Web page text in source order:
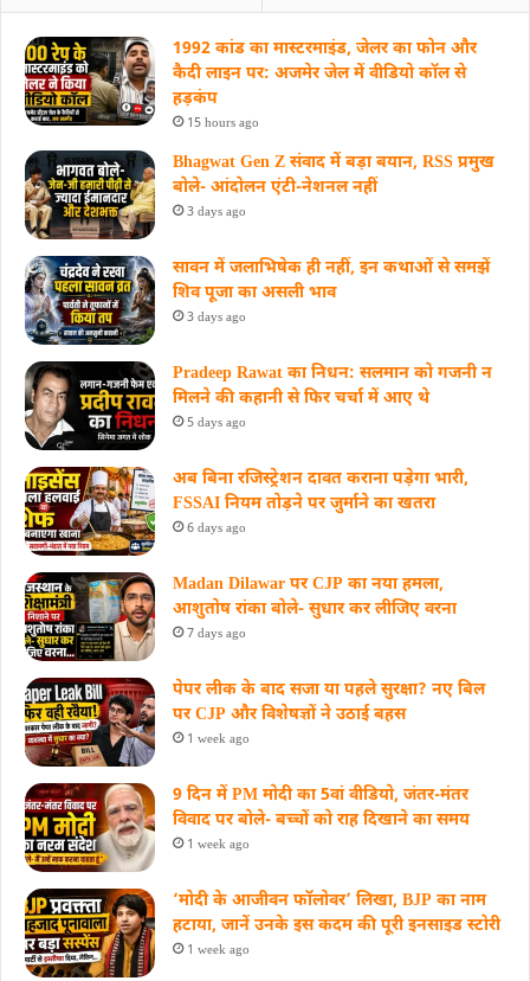
1992 कांड का मास्टरमाइंड, जेलर का फोन और
कैदी लाइन पर: अजमेर जेल में वीडियो कॉल से
हड़कंप
15 hours ago
Bhagwat Gen Z संवाद में बड़ा बयान, RSS प्रमुख
बोले- आंदोलन एंटी-नेशनल नहीं
3 days ago
सावन में जलाभिषेक ही नहीं, इन कथाओं से समझें
शिव पूजा का असली भाव
3 days ago
Pradeep Rawat का निधन: सलमान को गजनी न
मिलने की कहानी से फिर चर्चा में आए थे
5 days ago
अब बिना रजिस्ट्रेशन दावत कराना पड़ेगा भारी,
FSSAI नियम तोड़ने पर जुर्माने का खतरा
6 days ago
Madan Dilawar पर CJP का नया हमला,
आशुतोष रांका बोले- सुधार कर लीजिए वरना
7 days ago
पेपर लीक के बाद सजा या पहले सुरक्षा? नए बिल
पर CJP और विशेषज्ञों ने उठाई बहस
1 week ago
9 दिन में PM मोदी का 5वां वीडियो, जंतर-मंतर
विवाद पर बोले- बच्चों को राह दिखाने का समय
1 week ago
‘मोदी के आजीवन फॉलोवर’ लिखा, BJP का नाम
हटाया, जानें उनके इस कदम की पूरी इनसाइड स्‍टोरी
1 week ago